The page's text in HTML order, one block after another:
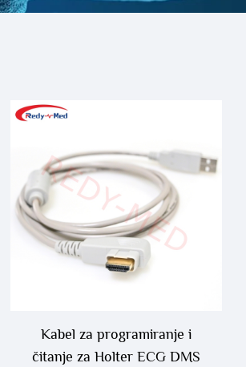
Kabel za programiranje i
čitanje za Holter ECG DMS